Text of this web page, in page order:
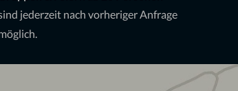
jederzeit nach vorheriger Anfrage